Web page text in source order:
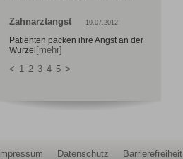
Zahnarztangst 19.07.2012
Patienten packen ihre Angst an der
Wurzel [mehr]
< 1 2 3 4 5 >
Impressum Datenschutz Barrierefreiheit